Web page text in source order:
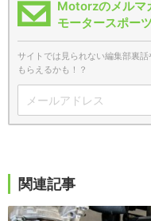
Motorzのメルマ
モータースポー
サイトでは見られない編集部裏
もらえるかも！？
関連記事